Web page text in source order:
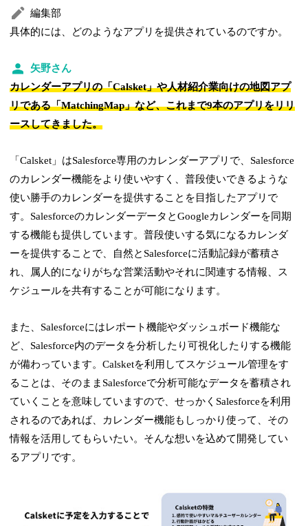
編集部
具体的には、どのようなアプリを提供されているのですか。
矢野さん
カレンダーアプリの「Calsket」や人材紹介業向けの地図アプ
リである「MatchingMap」など、これまで9本のアプリをリリ
ースしてきました。
「Calsket」はSalesforce専用のカレンダーアプリで、Salesforce
のカレンダー機能をより使いやすく、普段使いできるような
使い勝手のカレンダーを提供することを目指したアプリで
す。SalesforceのカレンダーデータとGoogleカレンダーを同期
する機能も提供しています。普段使いする気になるカレンダ
ーを提供することで、自然とSalesforceに活動記録が蓄積さ
れ、属人的になりがちな営業活動やそれに関連する情報、ス
ケジュールを共有することが可能になります。
また、Salesforceにはレポート機能やダッシュボード機能な
ど、Salesforce内のデータを分析したり可視化したりする機能
が備わっています。Calsketを利用してスケジュール管理をす
ることは、そのままSalesforceで分析可能なデータを蓄積され
ていくことを意味していますので、せっかくSalesforceを利用
されるのであれば、カレンダー機能もしっかり使って、その
情報を活用してもらいたい。そんな想いを込めて開発してい
るアプリです。